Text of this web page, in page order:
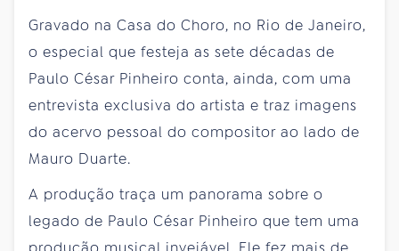
Gravado na Casa do Choro, no Rio de Janeiro,
o especial que festeja as sete décadas de
Paulo César Pinheiro conta, ainda, com uma
entrevista exclusiva do artista e traz imagens
do acervo pessoal do compositor ao lado de
Mauro Duarte.
A produção traça um panorama sobre o
legado de Paulo César Pinheiro que tem uma